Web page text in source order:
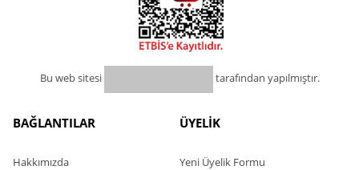
Bu web sitesi tarafından yapılmıştır.
BAĞLANTILAR
Hakkımızda
ÜYELİK
Yeni Üyelik Formu